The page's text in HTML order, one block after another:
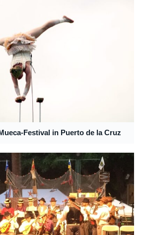
Festival in Puerto de la Cruz